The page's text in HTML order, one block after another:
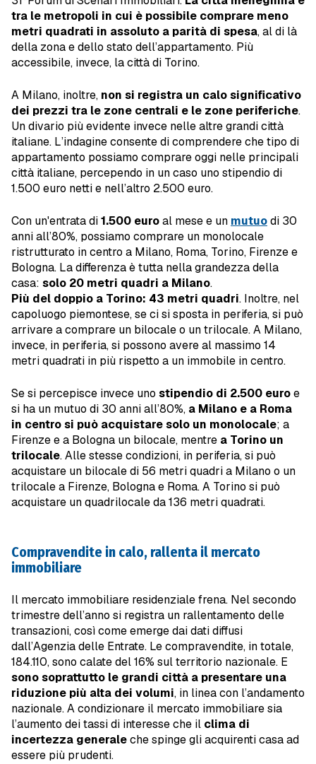
tra le metropoli in cui è possibile comprare meno
metri quadrati in assoluto a parità di spesa, al di là
della zona e dello stato dell’appartamento. Più
accessibile, invece, la città di Torino.
A Milano, inoltre, non si registra un calo significativo
dei prezzi tra le zone centrali e le zone periferiche.
Un divario più evidente invece nelle altre grandi città
italiane. L’indagine consente di comprendere che tipo di
appartamento possiamo comprare oggi nelle principali
città italiane, percependo in un caso uno stipendio di
1.500 euro netti e nell’altro 2.500 euro.
Con un'entrata di1.500 euroal mese e un mutuodi 30
anni all’80%, possiamo comprare un monolocale
ristrutturato in centro a Milano, Roma, Torino, Firenze e
Bologna. La differenza è tutta nella grandezza della
casa: solo 20 metri quadri a Milano.
Più del doppio a Torino: 43 metri quadri. Inoltre, nel
capoluogo piemontese, se ci si sposta in periferia, si può
arrivare a comprare un bilocale o un trilocale. A Milano,
invece, in periferia, si possono avere al massimo 14
metri quadrati in più rispetto a un immobile in centro.
Se si percepisce invece uno stipendio di 2.500 euroe
si ha un mutuo di 30 anni all’80%, a Milano e a Roma
in centro si può acquistare solo un monolocale; a
Firenze e a Bologna un bilocale, mentre a Torino un
trilocale. Alle stesse condizioni, in periferia, si può
acquistare un bilocale di 56 metri quadri a Milano o un
trilocale a Firenze, Bologna e Roma. A Torino si può
acquistare un quadrilocale da 136 metri quadrati.
Compravendite in calo, rallenta il mercato
immobiliare
Il mercato immobiliare residenziale frena. Nel secondo
trimestre dell’anno si registra un rallentamento delle
transazioni, così come emerge dai dati diffusi
dall’Agenzia delle Entrate. Le compravendite, in totale,
184.110, sono calate del 16% sul territorio nazionale. E
sono soprattutto le grandi città a presentare una
riduzione più alta dei volumi, in linea con l’andamento
nazionale. A condizionare il mercato immobiliare sia
l’aumento dei tassi di interesse che il clima di
incertezza generaleche spinge gli acquirenti casa ad
essere più prudenti.